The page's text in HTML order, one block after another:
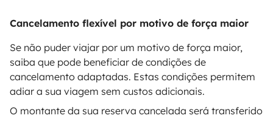
Cancelamento flexível por motivo de força maior
Se não puder viajar por um motivo de força maior,
saiba que pode beneficiar de condições de
cancelamento adaptadas. Estas condições permitem
adiar a sua viagem sem custos adicionais.
O montante da sua reserva cancelada será transferido
Pagamento em prestações
Descarregar na
Apple Store
Disponível na
Google Play